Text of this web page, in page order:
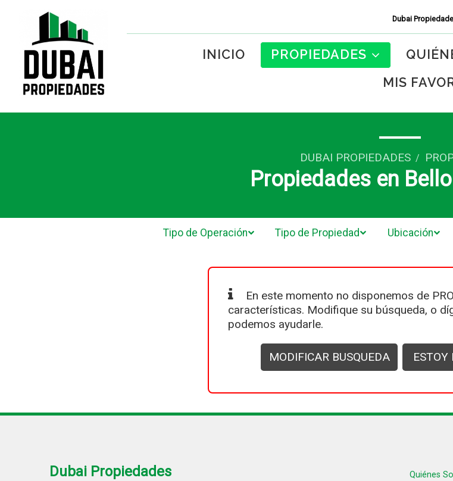
Dubai
INICIO PROPIEDADES
MIS
DUBAI PROPIEDADES /
Propiedades en
Tipo de Operación Tipo de Propiedad Ubicación
En este momento no disponemos de
características. Modifique su búsqueda, o
podemos ayudarle.
MODIFICAR BUSQUEDA ESTOY
Dubai Propiedades Quiénes